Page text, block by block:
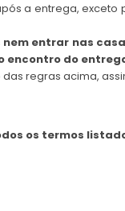
a entrega,
entrar nas
encontro do
regras acima,
os termos